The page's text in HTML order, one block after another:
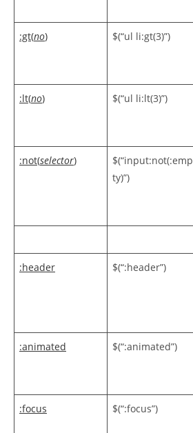
:gt(no) $(“ul li:gt(3)”)
:lt(no) $(“ul li:lt(3)”)
:not(selector)
$(“input:not(:emp
ty)”)
:header $(“:header”)
:animated $(“:animated”)
:focus $(“:focus”)